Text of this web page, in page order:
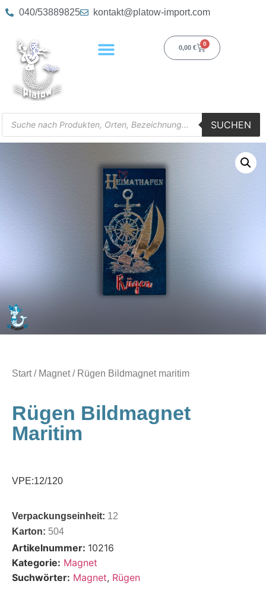
040/53889825 kontakt@platow-import.com
0,00 €
0
SUCHEN
Start/ Magnet/ Rügen Bildmagnet maritim
Rügen Bildmagnet
Maritim
VPE:12/120
Verpackungseinheit: 12
Karton: 504
Artikelnummer: 10216
Kategorie: Magnet
Suchwörter: Magnet, Rügen